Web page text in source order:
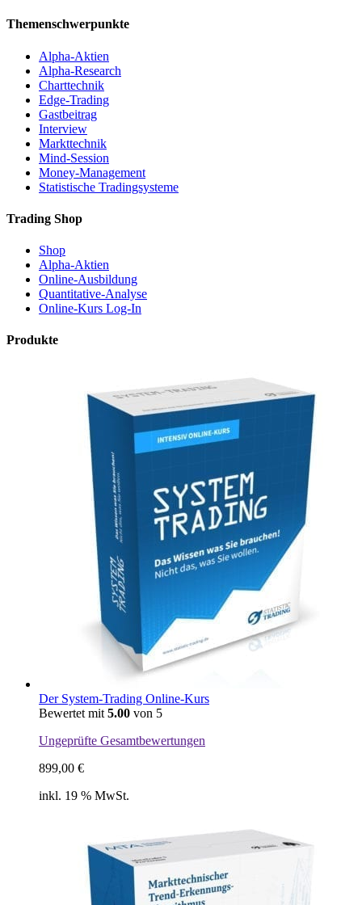
Themenschwerpunkte
Alpha-Aktien
Alpha-Research
Charttechnik
Edge-Trading
Gastbeitrag
Interview
Markttechnik
Mind-Session
Money-Management
Statistische Tradingsysteme
Trading Shop
Shop
Alpha-Aktien
Online-Ausbildung
Quantitative-Analyse
Online-Kurs Log-In
Produkte
Der System-Trading Online-Kurs
Bewertet mit 5.00 von 5
Ungeprüfte Gesamtbewertungen
899,00 €
inkl. 19 % MwSt.